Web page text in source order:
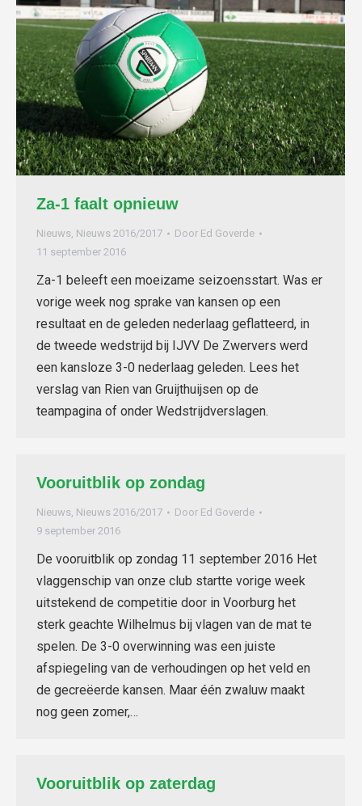
Za-1 faalt opnieuw
Nieuws, Nieuws 2016/2017 Door Ed Goverde
11 september 2016
Za-1 beleeft een moeizame seizoensstart. Was er
vorige week nog sprake van kansen op een
resultaat en de geleden nederlaag geflatteerd, in
de tweede wedstrijd bij IJVV De Zwervers werd
een kansloze 3-0 nederlaag geleden. Lees het
verslag van Rien van Gruijthuijsen op de
teampagina of onder Wedstrijdverslagen.
Vooruitblik op zondag
Nieuws, Nieuws 2016/2017 Door Ed Goverde
9 september 2016
De vooruitblik op zondag 11 september 2016 Het
vlaggenschip van onze club startte vorige week
uitstekend de competitie door in Voorburg het
sterk geachte Wilhelmus bij vlagen van de mat te
spelen. De 3-0 overwinning was een juiste
afspiegeling van de verhoudingen op het veld en
de gecreëerde kansen. Maar één zwaluw maakt
nog geen zomer,…
Vooruitblik op zaterdag